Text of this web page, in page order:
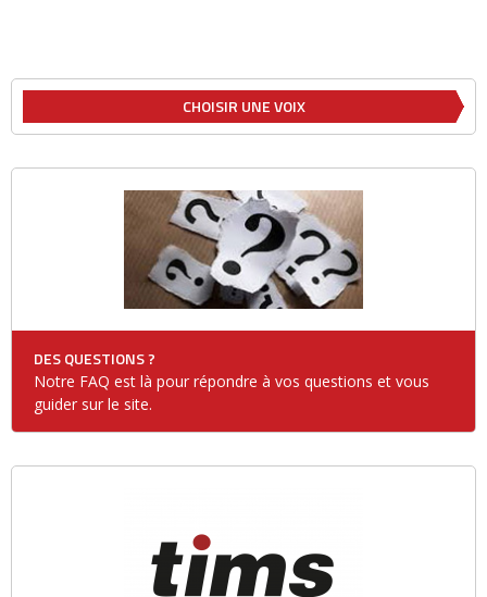
CHOISIR UNE VOIX
DES QUESTIONS ?
Notre FAQ est là pour répondre à vos questions et vous
guider sur le site.